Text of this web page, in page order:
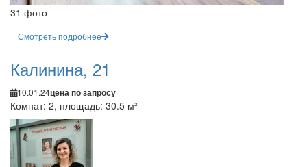
31 фото
Смотреть подробнее
Калинина, 21
10.01.24цена по запросу
Комнат: 2, площадь: 30.5 м²